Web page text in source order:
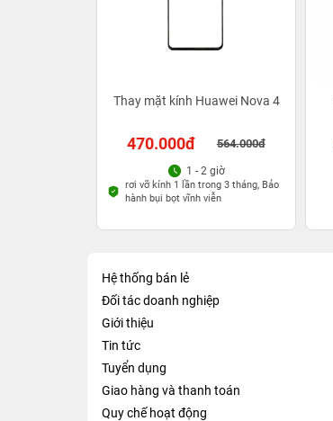
Thay mặt kính Huawei Nova 4
470.000đ 564.000đ
1 - 2 giờ
rơi vỡ kính 1 lần trong 3 tháng, Bảo
hành bụi bọt vĩnh viễn
Hệ thống bán lẻ
Đối tác doanh nghiệp
Giới thiệu
Tin tức
Tuyển dụng
Giao hàng và thanh toán
Quy chế hoạt động